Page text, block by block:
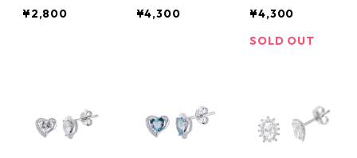
¥2,800 ¥4,300
¥4,300
SOLD OUT